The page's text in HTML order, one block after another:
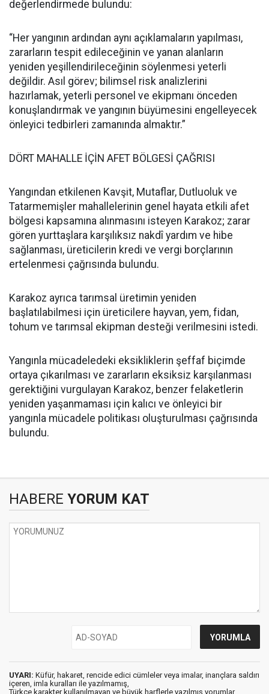
değerlendirmede bulundu:
“Her yangının ardından aynı açıklamaların yapılması,
zararların tespit edileceğinin ve yanan alanların
yeniden yeşillendirileceğinin söylenmesi yeterli
değildir. Asıl görev; bilimsel risk analizlerini
hazırlamak, yeterli personel ve ekipmanı önceden
konuşlandırmak ve yangının büyümesini engelleyecek
önleyici tedbirleri zamanında almaktır.”
DÖRT MAHALLE İÇİN AFET BÖLGESİ ÇAĞRISI
Yangından etkilenen Kavşit, Mutaflar, Dutluoluk ve
Tatarmemişler mahallelerinin genel hayata etkili afet
bölgesi kapsamına alınmasını isteyen Karakoz; zarar
gören yurttaşlara karşılıksız nakdî yardım ve hibe
sağlanması, üreticilerin kredi ve vergi borçlarının
ertelenmesi çağrısında bulundu.
Karakoz ayrıca tarımsal üretimin yeniden
başlatılabilmesi için üreticilere hayvan, yem, fidan,
tohum ve tarımsal ekipman desteği verilmesini istedi.
Yangınla mücadeledeki eksikliklerin şeffaf biçimde
ortaya çıkarılması ve zararların eksiksiz karşılanması
gerektiğini vurgulayan Karakoz, benzer felaketlerin
yeniden yaşanmaması için kalıcı ve önleyici bir
yangınla mücadele politikası oluşturulması çağrısında
bulundu.
HABERE YORUM KAT
UYARI: Küfür, hakaret, rencide edici cümleler veya imalar, inançlara saldırı
içeren, imla kuralları ile yazılmamış,
Türkçe karakter kullanılmayan ve büyük harflerle yazılmış yorumlar